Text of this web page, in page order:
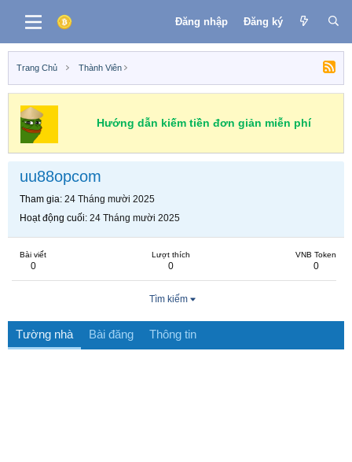
Đăng nhập Đăng ký
Trang Chủ Thành Viên
Hướng dẫn kiếm tiền đơn giản miễn phí
uu88opcom
Tham gia 24 Tháng mười 2025
Hoạt động cuối 24 Tháng mười 2025
Bài viết
0
Lượt thích
0
VNB Token
0
Tìm kiếm
Tường nhà Bài đăng Thông tin